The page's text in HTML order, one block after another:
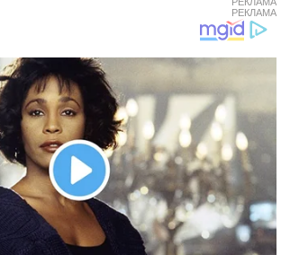
РЕКЛАМА